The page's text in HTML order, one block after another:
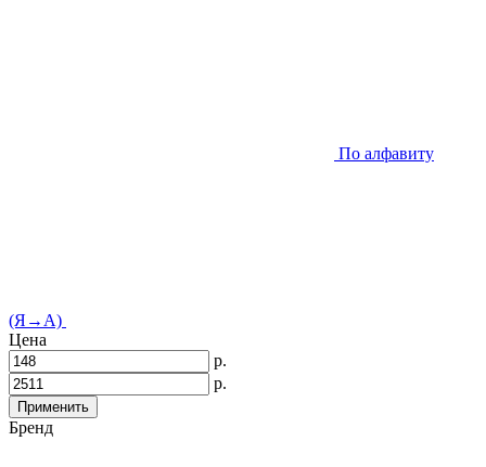
По алфавиту
(Я→А)
Цена
р.
р.
Применить
Бренд